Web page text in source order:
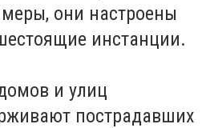
они настроены
инстанции.
и улиц
пострадавших